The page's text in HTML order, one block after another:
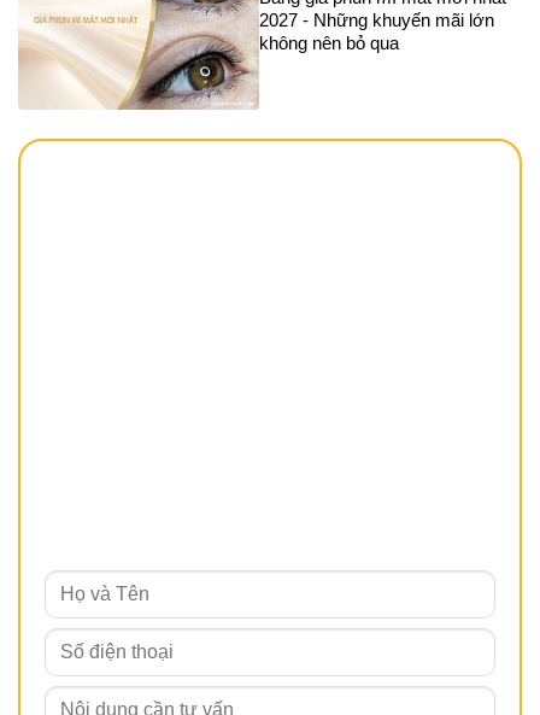
2027 - Những khuyến mãi lớn
không nên bỏ qua